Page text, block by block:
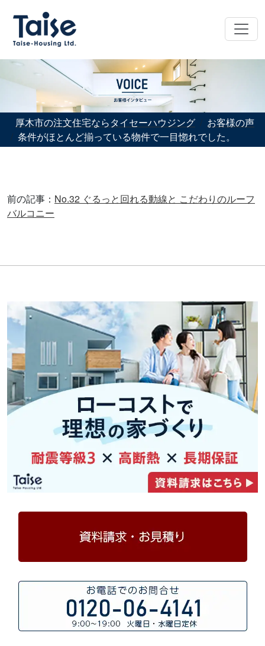
厚木市の注文住宅ならタイセーハウジング
お客様の声
条件がほとんど揃っている物件で一目惚れでした。
前の記事： No.32 ぐるっと回れる動線と こだわりのルーフ
バルコニー